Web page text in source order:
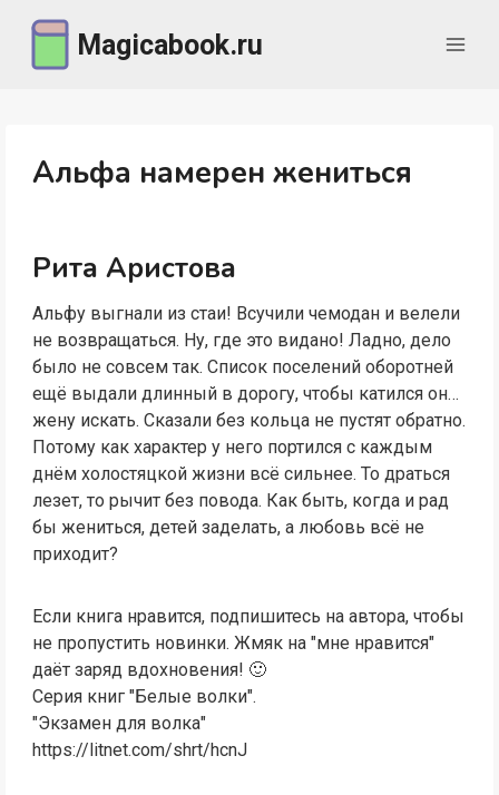
содержимому
Magicabook.ru
Альфа намерен жениться
Рита Аристова
Альфу выгнали из стаи! Всучили чемодан и велели
не возвращаться. Ну, где это видано! Ладно, дело
было не совсем так. Список поселений оборотней
ещё выдали длинный в дорогу, чтобы катился он…
жену искать. Сказали без кольца не пустят обратно.
Потому как характер у него портился с каждым
днём холостяцкой жизни всё сильнее. То драться
лезет, то рычит без повода. Как быть, когда и рад
бы жениться, детей заделать, а любовь всё не
приходит?
Если книга нравится, подпишитесь на автора, чтобы
не пропустить новинки. Жмяк на "мне нравится"
даёт заряд вдохновения! 🙂
Серия книг "Белые волки".
"Экзамен для волка"
https://litnet.com/shrt/hcnJ